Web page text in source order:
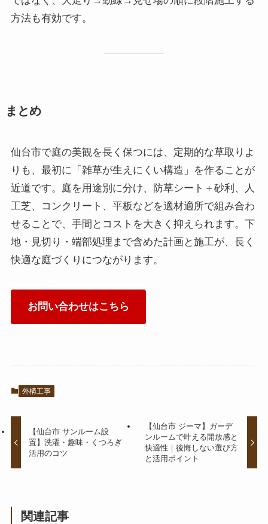
方法も有効です。
まとめ
仙台市で庭の美観を長く保つには、定期的な草取りよ
りも、最初に「雑草が生えにくい構造」を作ることが
近道です。庭を用途別に分け、防草シート＋砂利、人
工芝、コンクリート、平板などを適材適所で組み合わ
せることで、手間とコストを大きく抑えられます。下
地・見切り・端部処理まで含めた計画と施工が、長く
快適な庭づくりにつながります。
お問い合わせはこちら
外構工事
【仙台市 サンルーム設
置】洗濯・趣味・くつろぎ
活用のコツ
【仙台市 ジーマ】ガーデ
ンルームで叶える開放感と
快適性｜後悔しない選び方
と活用ポイント
関連記事